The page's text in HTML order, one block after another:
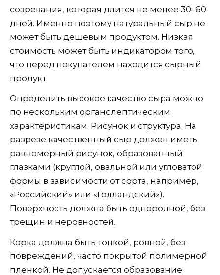
созревания, которая длится не менее 30–60
дней. Именно поэтому натуральный сыр не
может быть дешевым продуктом. Низкая
стоимость может быть индикатором того,
что перед покупателем находится сырный
продукт.
Определить высокое качество сыра можно
по нескольким органолептическим
характеристикам. Рисунок и структура. На
разрезе качественный сыр должен иметь
равномерный рисунок, образованный
глазками (круглой, овальной или угловатой
формы в зависимости от сорта, например,
«Российский» или «Голландский»).
Поверхность должна быть однородной, без
трещин и неровностей.
Корка должна быть тонкой, ровной, без
повреждений, часто покрытой полимерной
пленкой. Не допускается образование